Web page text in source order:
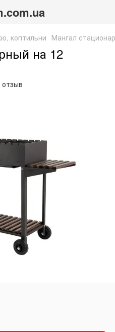
коптильни Мангал
на 12